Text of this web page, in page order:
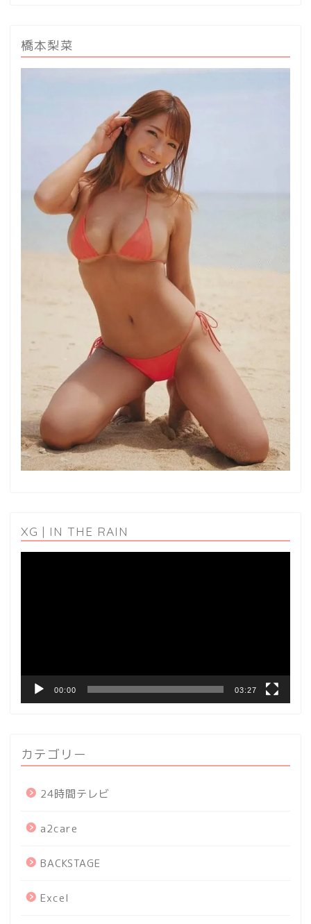
橋本梨菜
XG | IN THE RAIN
00:00 03:27
カテゴリー
24時間テレビ
a2care
BACKSTAGE
Excel